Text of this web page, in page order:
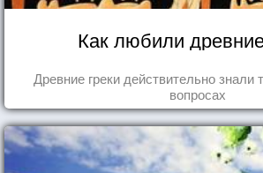
Как любили
Древние греки действительно
вопросах